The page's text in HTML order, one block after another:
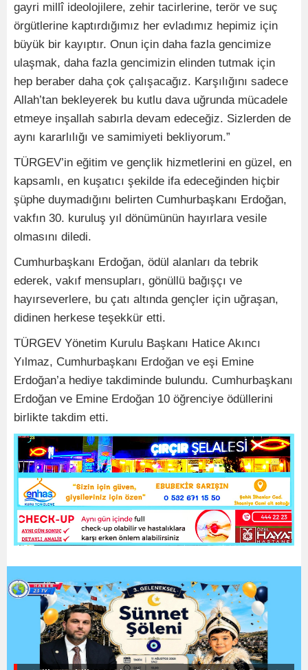
gayri millî ideolojilere, zehir tacirlerine, terör ve suç
örgütlerine kaptırdığımız her evladımız hepimiz için
büyük bir kayıptır. Onun için daha fazla gencimize
ulaşmak, daha fazla gencimizin elinden tutmak için
hep beraber daha çok çalışacağız. Karşılığını sadece
Allah’tan bekleyerek bu kutlu dava uğrunda mücadele
etmeye inşallah sabırla devam edeceğiz. Sizlerden de
aynı kararlılığı ve samimiyeti bekliyorum.”
TÜRGEV’in eğitim ve gençlik hizmetlerini en güzel, en
kapsamlı, en kuşatıcı şekilde ifa edeceğinden hiçbir
şüphe duymadığını belirten Cumhurbaşkanı Erdoğan,
vakfın 30. kuruluş yıl dönümünün hayırlara vesile
olmasını diledi.
Cumhurbaşkanı Erdoğan, ödül alanları da tebrik
ederek, vakıf mensupları, gönüllü bağışçı ve
hayırseverlere, bu çatı altında gençler için uğraşan,
didinen herkese teşekkür etti.
TÜRGEV Yönetim Kurulu Başkanı Hatice Akıncı
Yılmaz, Cumhurbaşkanı Erdoğan ve eşi Emine
Erdoğan’a hediye takdiminde bulundu. Cumhurbaşkanı
Erdoğan ve Emine Erdoğan 10 öğrenciye ödüllerini
birlikte takdim etti.